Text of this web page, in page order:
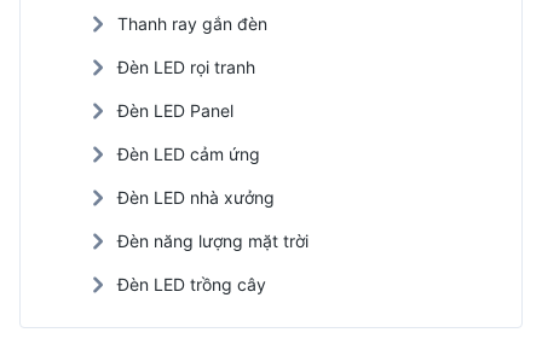
Thanh ray gắn đèn
Đèn LED rọi tranh
Đèn LED Panel
Đèn LED cảm ứng
Đèn LED nhà xưởng
Đèn năng lượng mặt trời
Đèn LED trồng cây